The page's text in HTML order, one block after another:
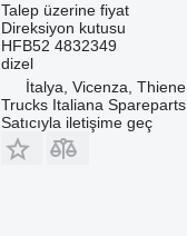
Talep üzerine fiyat
Direksiyon kutusu
HFB52 4832349
dizel
İtalya, Vicenza, Thiene
Trucks Italiana Spareparts
Satıcıyla iletişime geç